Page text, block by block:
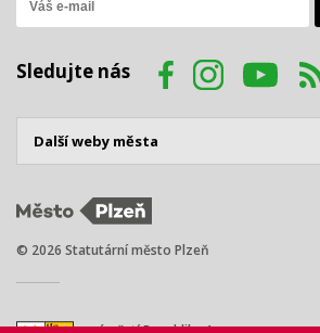
Sledujte nás
© 2026 Statutární město Plzeň